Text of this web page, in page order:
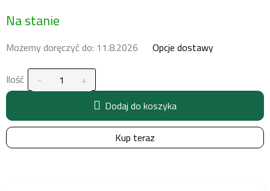
jednostkowa:
Na stanie
Możemy doręczyć do: 11.8.2026 Opcje dostawy
Ilość
Dodaj do koszyka
Kup teraz